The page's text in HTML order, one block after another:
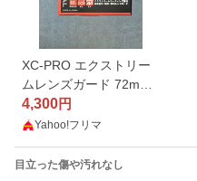
XC-PRO エクストリー
ムレンズガード 72mm
CF-XCPRLG72
4,300円
Yahoo!フリマ
目立った傷や汚れなし